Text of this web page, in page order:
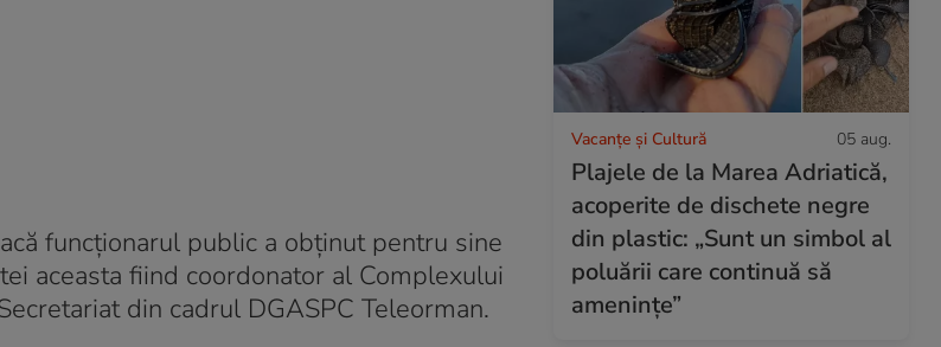
funcţionarul public a obţinut pentru sine
aceasta fiind coordonator al Complexului
din cadrul DGASPC Teleorman.
Vacanțe și Cultură 05 aug.
Plajele de la Marea Adriatică,
acoperite de dischete negre
din plastic: „Sunt un simbol al
poluării care continuă să
amenințe”